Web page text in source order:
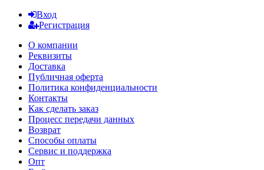
Вход
Регистрация
О компании
Реквизиты
Доставка
Публичная оферта
Политика конфиденциальности
Контакты
Как сделать заказ
Процесс передачи данных
Возврат
Способы оплаты
Сервис и поддержка
Опт